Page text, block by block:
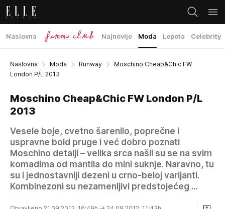
Naslovna Najnovije Moda Lepota Celebrity
Naslovna Moda Runway
Moschino Cheap&Chic FW
London P/L 2013
Moschino Cheap&Chic FW London P/L
2013
Vesele boje, cvetno šarenilo, poprečne i
uspravne bold pruge i već dobro poznati
Moschino detalji – velika srca našli su se na svim
komadima od mantila do mini suknje. Naravno, tu
su i jednostavniji dezeni u crno-beloj varijanti.
Kombinezoni su nezamenljivi predstojećeg ...